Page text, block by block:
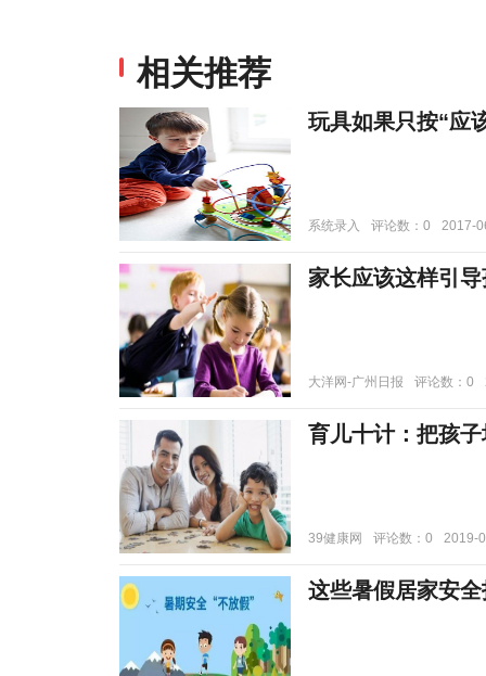
相关推荐
玩具如果只按“应
系统录入 评论数：0 2017-
家长应该这样引
大洋网-广州日报 评论数：0
育儿十计：把孩
39健康网 评论数：0 2019-
这些暑假居家安